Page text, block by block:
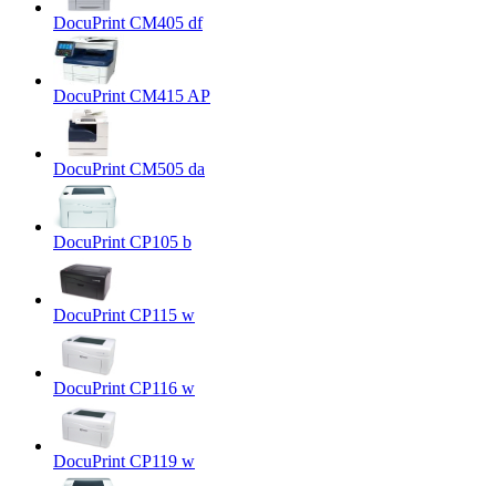
DocuPrint CM405 df
DocuPrint CM415 AP
DocuPrint CM505 da
DocuPrint CP105 b
DocuPrint CP115 w
DocuPrint CP116 w
DocuPrint CP119 w